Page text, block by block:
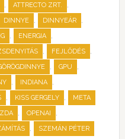
, ATTRECTO ZRT. ,
DINNYE , DINNYEÁR ,
, ENERGIA ,
, FEJLŐDÉS ,
, GPU ,
, INDIANA ,
, KISS GERGELY , META
, OPENAI ,
, SZEMÁN PÉTER